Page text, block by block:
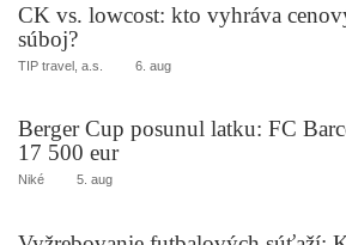
CK vs. lowcost: kto vyhráva
súboj?
TIP travel, a.s. 6. aug
Berger Cup posunul latku: FC
17 500 eur
Niké 5. aug